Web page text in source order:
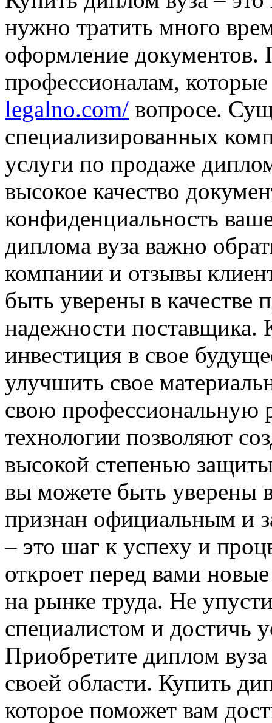
нужно тратить много
оформление документов.
профессионалам,
legalno.com/ вопросе.
специализированных
услуги по продаже
высокое качество
конфиденциальность
диплома вуза важно
компании и отзывы
быть уверены в качестве
надежности поставщика.
инвестиция в свое
улучшить свое
свою профессиональную
технологии позволяют
высокой степенью
вы можете быть уверены
признан официальным и
– это шаг к успеху и
откроет перед вами
на рынке труда. Не
специалистом и достичь
Приобретите диплом
своей области. Купить
которое поможет вам